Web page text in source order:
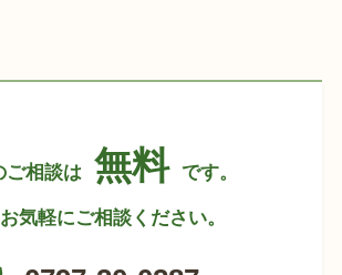
ご相談は 無料 です。
気軽にご相談ください。